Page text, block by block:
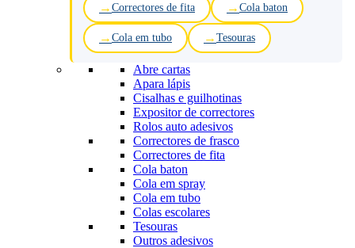
Correctores de fita Cola baton
Cola em tubo Tesouras
Abre cartas
Apara lápis
Cisalhas e guilhotinas
Expositor de correctores
Rolos auto adesivos
Correctores de frasco
Correctores de fita
Cola baton
Cola em spray
Cola em tubo
Colas escolares
Tesouras
Outros adesivos